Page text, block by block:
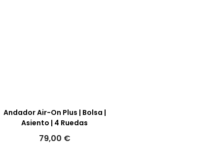
Andador Air-On Plus | Bolsa |
Asiento | 4 Ruedas
79,00 €